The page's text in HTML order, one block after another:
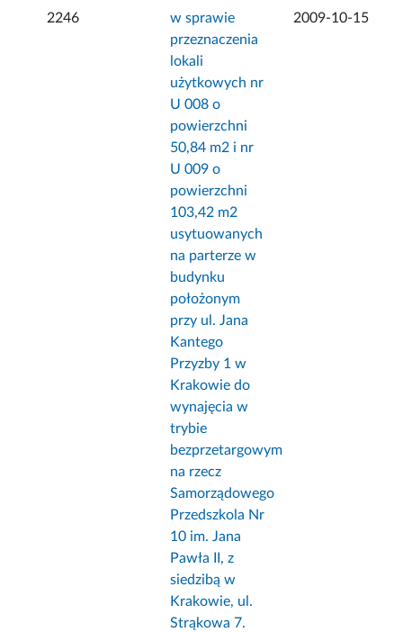
2246
w sprawie
przeznaczenia
lokali
użytkowych nr
U 008 o
powierzchni
50,84 m2 i nr
U 009 o
powierzchni
103,42 m2
usytuowanych
na parterze w
budynku
położonym
przy ul. Jana
Kantego
Przyzby 1 w
Krakowie do
wynajęcia w
trybie
bezprzetargowym
na rzecz
Samorządowego
Przedszkola Nr
10 im. Jana
Pawła II, z
siedzibą w
Krakowie, ul.
Strąkowa 7.
2009-10-15